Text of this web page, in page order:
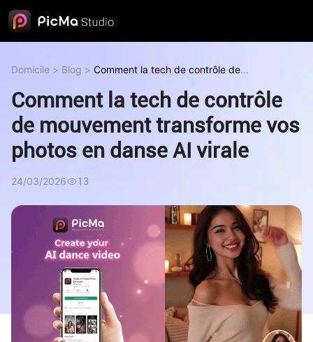
Domicile > Blog > Comment la tech de contrôle de
Comment la tech de contrôle
de mouvement transforme vos
photos en danse AI virale
24/03/2026 13